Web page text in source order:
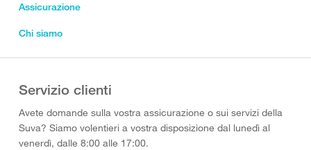
Assicurazione
Chi siamo
Servizio clienti
Avete domande sulla vostra assicurazione o sui servizi della
Suva? Siamo volentieri a vostra disposizione dal lunedì al
venerdì, dalle 8:00 alle 17:00.